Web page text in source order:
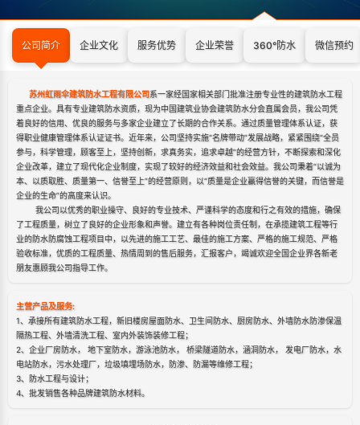
公司简介 企业文化 服务优势 企业荣誉 360°防水 微信预约
苏州虹雨伞建筑防水工程有限公司系一家经国家相关部门批准注册专业性的建筑防水工程
重点企业。具有专业建筑防水资质，现为中国建筑业协会建筑防水分会直属会员，我公司凭
着良好的信用、优良的服务与多家企业建立了长期的合作关系。通过质量管理体系认证，获
得职业健康管理体系认证证书。近年来，公司坚持实施“名牌带动”发展战略，紧紧围绕“全员
参与，科学管理，顾客至上，坚持创新，求真务实，追求卓越”的经营方针，不断探索和深化
企业改革，建立了现代化企业制度，实现了较好的经济效益和社会效益。我公司秉着“以诚为
本、以质取胜、质量第一、信誉至上”的经营原则，以“质量是企业赢得信誉的关键，而信誉是
企业的生命”的高度来认识。
我公司以优秀的职业操守、良好的专业技术、严谨科学的态度和行之有效的措施，确保
了工程质量，树立了良好的企业形象和声誉。建立有各种岗位责任制，在承揽建筑工程等行
业的防水防腐蚀工程项目中，以先进的施工工艺、最佳的施工方案、严格的施工规范、严格
验收标准，优质的工程质量、热情周到的售后服务，汇报客户，竭诚欢迎全国企业界各新老
朋友惠顾我公司指导工作。
主营产品及服务:
1、承接所有建筑防水工程，新旧楼房屋面防水、卫生间防水、厨房防水、外墙防水防渗保温
隔热工程、外墙清洗工程、室内外装饰装修工程；
2、企业厂房防水， 地下室防水，游泳池防水， 桥梁隧道防水，涵洞防水， 发电厂防水，水
电站防水，污水处理厂，垃圾填埋场防水，防渗、防漏等维修工程；
3、防水工程与设计；
4、批发销售各种品牌建筑防水材料。